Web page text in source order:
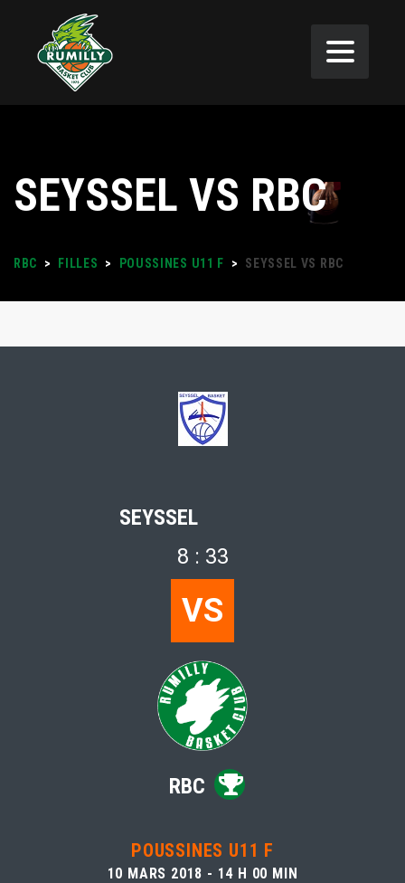
SEYSSEL VS RBC
RBC > FILLES > POUSSINES U11 F > SEYSSEL VS RBC
SEYSSEL
8 : 33
VS
RBC
POUSSINES U11 F
10 MARS 2018 - 14 H 00 MIN